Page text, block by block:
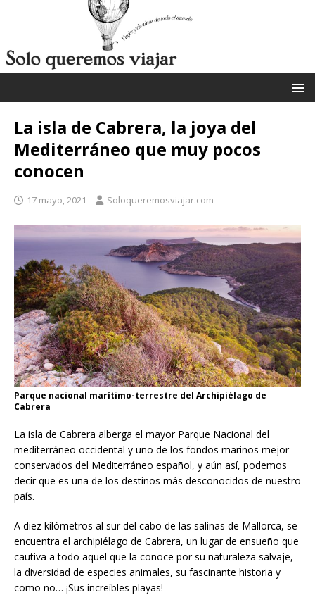
La isla de Cabrera, la joya del
Mediterráneo que muy pocos
conocen
17 mayo, 2021 Soloqueremosviajar.com
Parque nacional marítimo-terrestre del Archipiélago de
Cabrera
La isla de Cabrera alberga el mayor Parque Nacional del
mediterráneo occidental y uno de los fondos marinos mejor
conservados del Mediterráneo español, y aún así, podemos
decir que es una de los destinos más desconocidos de nuestro
país.
A diez kilómetros al sur del cabo de las salinas de Mallorca, se
encuentra el archipiélago de Cabrera, un lugar de ensueño que
cautiva a todo aquel que la conoce por su naturaleza salvaje,
la diversidad de especies animales, su fascinante historia y
como no… ¡Sus increíbles playas!